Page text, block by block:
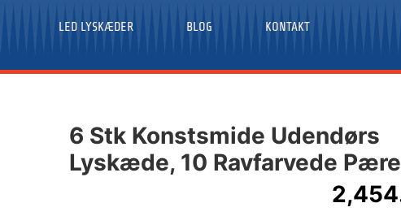
LED LYSKÆDER BLOG KONTAKT
6 Stk Konstsmide Udendørs
Lyskæde, 10 Ravfarvede